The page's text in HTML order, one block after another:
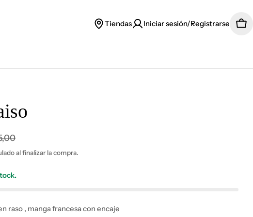
Tiendas Iniciar sesión/Registrarse
al finalizar la compra.
raso , manga francesa con encaje